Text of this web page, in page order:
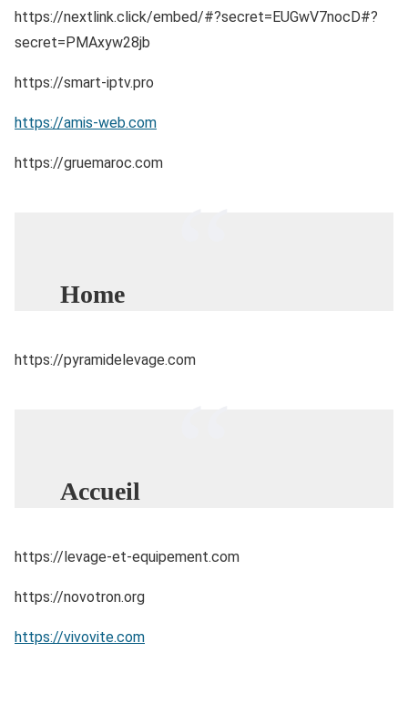
https://nextlink.click/embed/#?secret=EUGwV7nocD#?
secret=PMAxyw28jb
https://smart-iptv.pro
https://amis-web.com
https://gruemaroc.com
Home
https://pyramidelevage.com
Accueil
https://levage-et-equipement.com
https://novotron.org
https://vivovite.com